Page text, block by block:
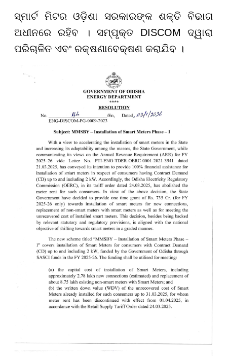
ସ୍ମାର୍ଟ ମିଟର ଓଡ଼ିଶା ସରକାରଙ୍କ ଶକ୍ତି ବିଭାଗ
ଅଧୀନରେ ରହିବ । ସମ୍ପୃକ୍ତ DISCOM ଦ୍ୱାରା
ପରିଚାଳିତ ଏବଂ ରକ୍ଷଣାବେକ୍ଷଣ କରାଯିବ ।